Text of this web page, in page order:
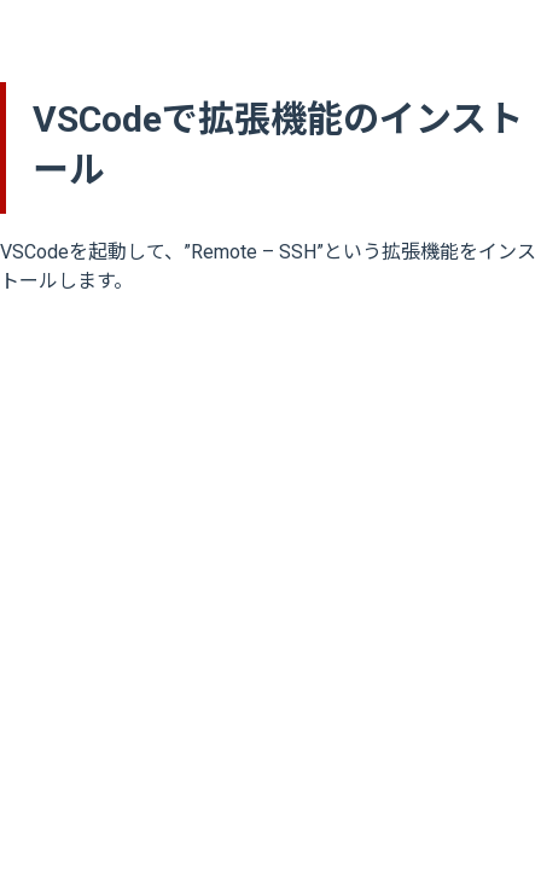
VSCodeで拡張機能のインスト
ール
VSCodeを起動して、”Remote – SSH”という拡張機能をインス
トールします。